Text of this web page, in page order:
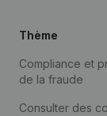
Thème
Compliance et
de la fraude
Consulter des